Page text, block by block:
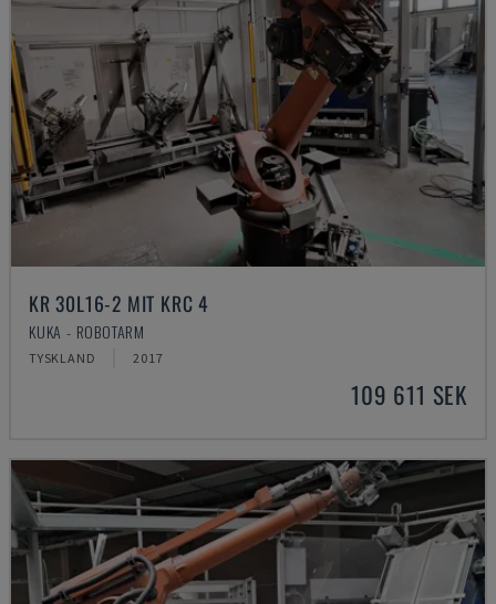
KR 30L16-2 MIT KRC 4
KUKA - ROBOTARM
TYSKLAND 2017
109 611 SEK